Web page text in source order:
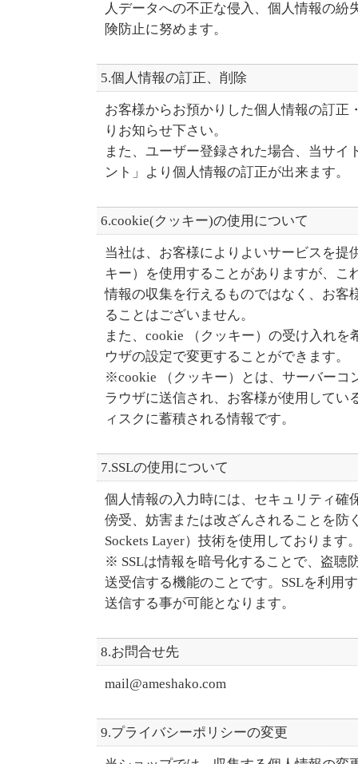
人データへの不正な侵入、個人情報の紛
険防止に努めます。
5.個人情報の訂正、削除
お客様からお預かりした個人情報の訂正
りお知らせ下さい。
また、ユーザー登録された場合、当サイ
ント」より個人情報の訂正が出来ます。
6.cookie(クッキー)の使用について
当社は、お客様によりよいサービスを提
キー）を使用することがありますが、こ
情報の収集を行えるものではなく、お客
ることはございません。
また、cookie （クッキー）の受け入れを
ウザの設定で変更することができます。
※cookie （クッキー）とは、サーバーコ
ラウザに送信され、お客様が使用してい
ィスクに蓄積される情報です。
7.SSLの使用について
個人情報の入力時には、セキュリティ確
傍受、妨害または改ざんされることを防
Sockets Layer）技術を使用しております
※ SSLは情報を暗号化することで、盗聴
送受信する機能のことです。SSLを利用
送信する事が可能となります。
8.お問合せ先
mail@ameshako.com
9.プライバシーポリシーの変更